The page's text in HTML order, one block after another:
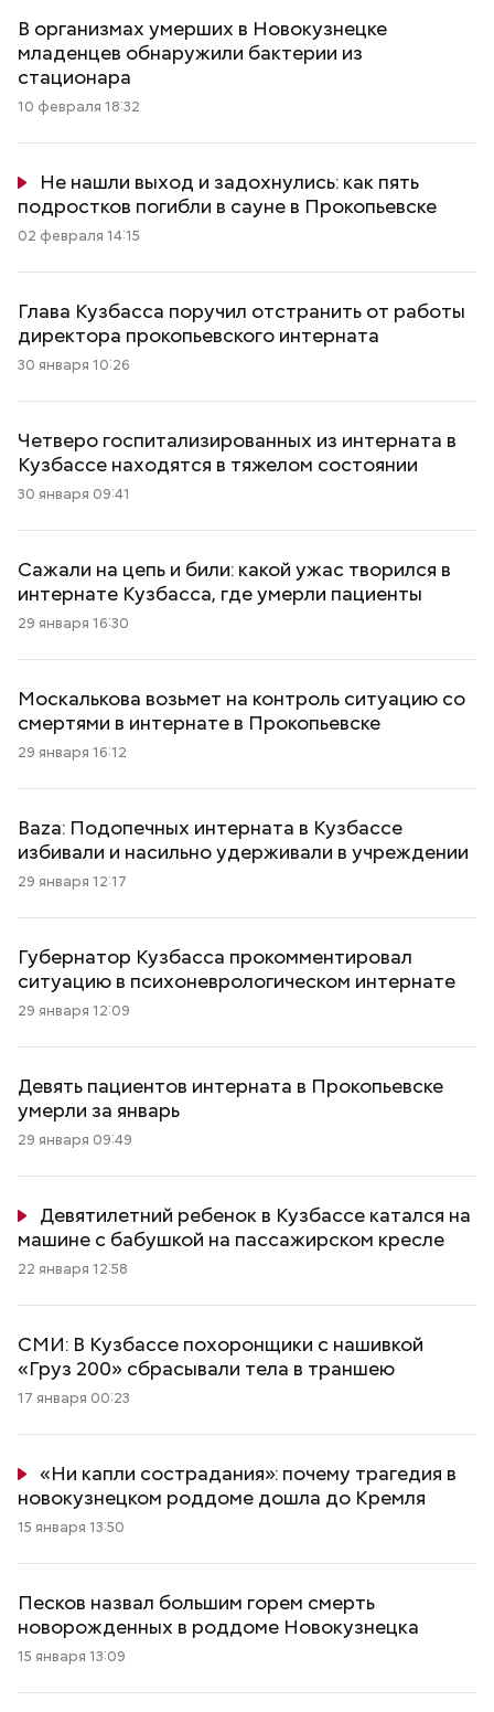
В организмах умерших в Новокузнецке
младенцев обнаружили бактерии из
стационара
10 февраля 18:32
Не нашли выход и задохнулись: как пять
подростков погибли в сауне в Прокопьевске
02 февраля 14:15
Глава Кузбасса поручил отстранить от работы
директора прокопьевского интерната
30 января 10:26
Четверо госпитализированных из интерната в
Кузбассе находятся в тяжелом состоянии
30 января 09:41
Сажали на цепь и били: какой ужас творился в
интернате Кузбасса, где умерли пациенты
29 января 16:30
Москалькова возьмет на контроль ситуацию со
смертями в интернате в Прокопьевске
29 января 16:12
Baza: Подопечных интерната в Кузбассе
избивали и насильно удерживали в учреждении
29 января 12:17
Губернатор Кузбасса прокомментировал
ситуацию в психоневрологическом интернате
29 января 12:09
Девять пациентов интерната в Прокопьевске
умерли за январь
29 января 09:49
Девятилетний ребенок в Кузбассе катался на
машине с бабушкой на пассажирском кресле
22 января 12:58
СМИ: В Кузбассе похоронщики с нашивкой
«Груз 200» сбрасывали тела в траншею
17 января 00:23
«Ни капли сострадания»: почему трагедия в
новокузнецком роддоме дошла до Кремля
15 января 13:50
Песков назвал большим горем смерть
новорожденных в роддоме Новокузнецка
15 января 13:09